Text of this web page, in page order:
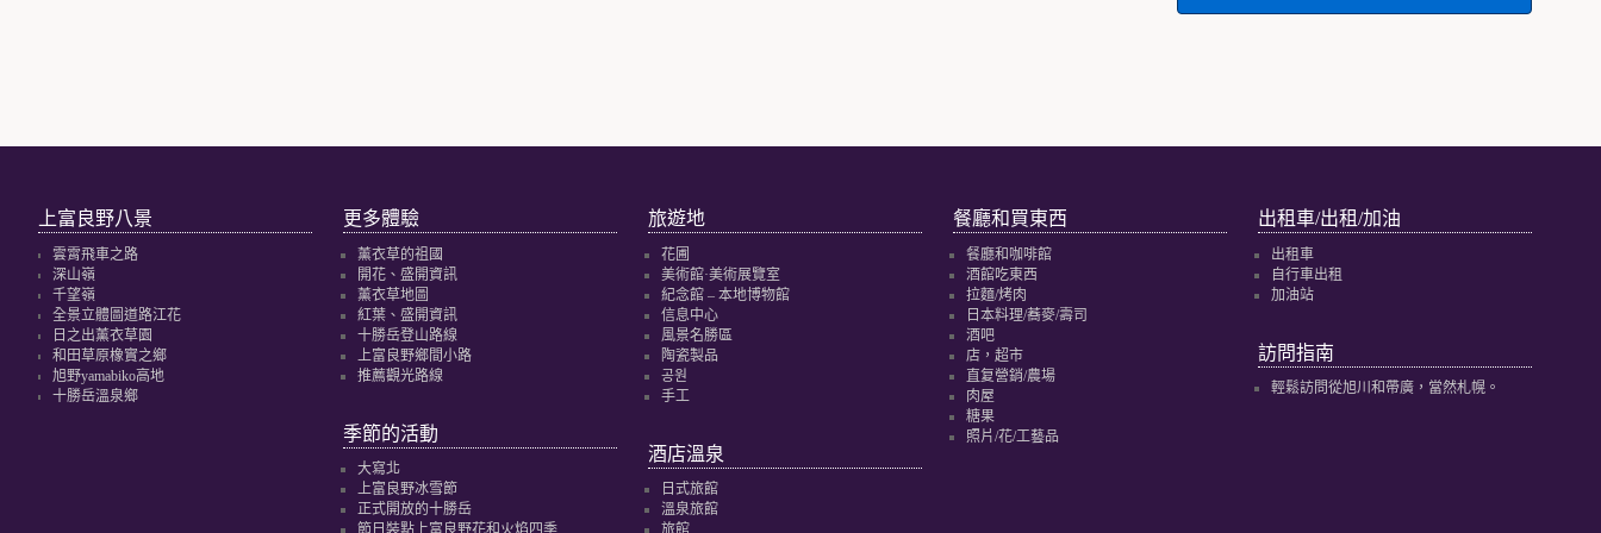
上富良野八景
雲霄飛車之路
深山嶺
千望嶺
全景立體圖道路江花
日之出薰衣草園
和田草原橡實之鄉
旭野yamabiko高地
十勝岳溫泉鄉
更多體驗
薰衣草的祖國
開花、盛開資訊
薰衣草地圖
紅葉、盛開資訊
十勝岳登山路線
上富良野鄉間小路
推薦觀光路線
季節的活動
大寫北
上富良野冰雪節
正式開放的十勝岳
節日裝點上富良野花和火焰四季
旅遊地
花圃
美術館·美術展覽室
紀念館 – 本地博物館
信息中心
風景名勝區
陶瓷製品
공원
手工
酒店溫泉
日式旅館
溫泉旅館
旅館
餐廳和買東西
餐廳和咖啡館
酒館吃東西
拉麵/烤肉
日本料理/蕎麥/壽司
酒吧
店，超市
直复營銷/農場
肉屋
糖果
照片/花/工藝品
出租車/出租/加油
出租車
自行車出租
加油站
訪問指南
輕鬆訪問從旭川和帶廣，當然札幌。